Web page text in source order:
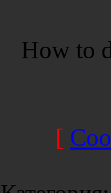
How to
[